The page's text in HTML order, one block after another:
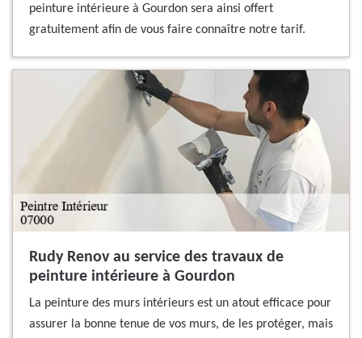
peinture intérieure à Gourdon sera ainsi offert
gratuitement afin de vous faire connaître notre tarif.
Rudy Renov au service des travaux de
peinture intérieure à Gourdon
La peinture des murs intérieurs est un atout efficace pour
assurer la bonne tenue de vos murs, de les protéger, mais